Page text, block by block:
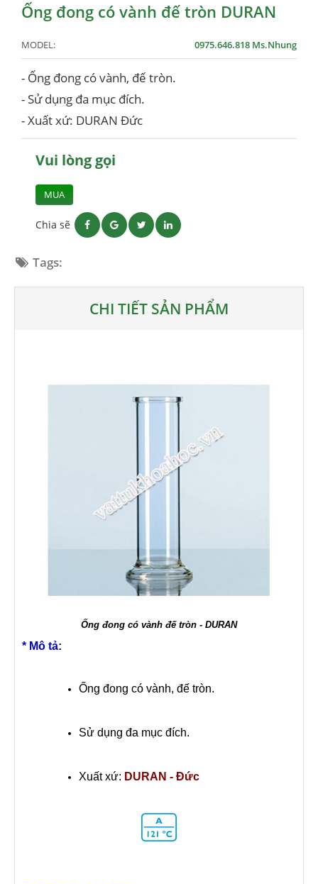
Ống đong có vành đế tròn DURAN
MODEL: 0975.646.818 Ms.Nhung
- Ống đong có vành, đế tròn.
- Sử dụng đa mục đích.
- Xuất xứ: DURAN Đức
Vui lòng gọi
MUA
Chia sẽ
Tags:
CHI TIẾT SẢN PHẨM
Ống đong có vành đế tròn - DURAN
* Mô tả:
Ống đong có vành, đế tròn.
Sử dụng đa mục đích.
Xuất xứ: DURAN - Đức